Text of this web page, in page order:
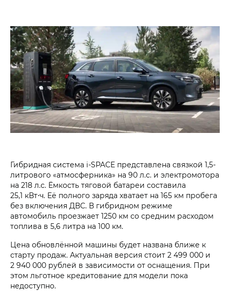
Гибридная система i‑SPACE представлена связкой 1,5-
литрового «атмосферника» на 90 л.с. и электромотора
на 218 л.с. Ёмкость тяговой батареи составила
25,1 кВт⋅ч. Её полного заряда хватает на 165 км пробега
без включения ДВС. В гибридном режиме
автомобиль проезжает 1250 км со средним расходом
топлива в 5,6 литра на 100 км.
Цена обновлённой машины будет названа ближе к
старту продаж. Актуальная версия стоит 2 499 000 и
2 940 000 рублей в зависимости от оснащения. При
этом льготное кредитование для модели пока
недоступно.